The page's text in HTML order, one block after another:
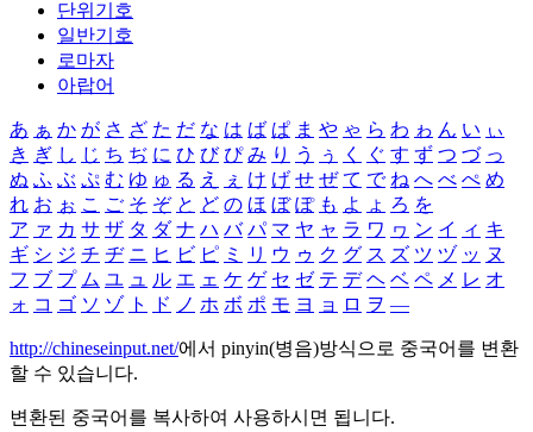
단위기호
일반기호
로마자
아랍어
あ ぁ か が さ ざ た だ な は ば ぱ ま や ゃ ら わ ゎ ん い ぃ
き ぎ し じ ち ぢ に ひ び ぴ み り う ぅ く ぐ す ず つ づ っ
ぬ ふ ぶ ぷ む ゆ ゅ る え ぇ け げ せ ぜ て で ね へ べ ぺ め
れ お ぉ こ ご そ ぞ と ど の ほ ぼ ぽ も よ ょ ろ を
ア ァ カ サ ザ タ ダ ナ ハ バ パ マ ヤ ャ ラ ワ ヮ ン イ ィ キ
ギ シ ジ チ ヂ ニ ヒ ビ ピ ミ リ ウ ゥ ク グ ス ズ ツ ヅ ッ ヌ
フ ブ プ ム ユ ュ ル エ ェ ケ ゲ セ ゼ テ デ ヘ ベ ペ メ レ オ
ォ コ ゴ ソ ゾ ト ド ノ ホ ボ ポ モ ヨ ョ ロ ヲ ―
http://chineseinput.net/에서 pinyin(병음)방식으로 중국어를 변환
할 수 있습니다.
변환된 중국어를 복사하여 사용하시면 됩니다.